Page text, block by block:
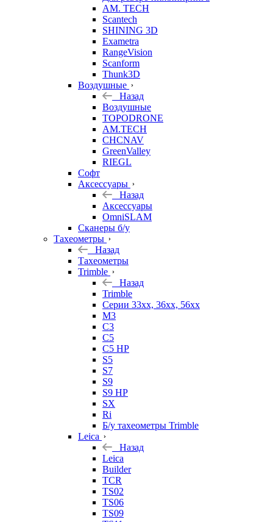
AM. TECH
Scantech
SHINING 3D
Exametra
RangeVision
Scanform
Thunk3D
Воздушные
Назад
Воздушные
TOPODRONE
AM.TECH
CHCNAV
GreenValley
RIEGL
Софт
Аксессуары
Назад
Аксессуары
OmniSLAM
Сканеры б/у
Тахеометры
Назад
Тахеометры
Trimble
Назад
Trimble
Серии 33xx, 36xx, 56xx
M3
C3
C5
C5 HP
S5
S7
S9
S9 HP
SX
Ri
Б/у тахеометры Trimble
Leica
Назад
Leica
Builder
TCR
TS02
TS06
TS09